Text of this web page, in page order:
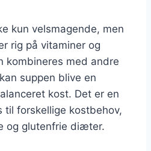
kun velsmagende, men
rig på vitaminer og
kombineres med andre
suppen blive en
kost. Det er en
til forskellige kostbehov,
og glutenfrie diæter.